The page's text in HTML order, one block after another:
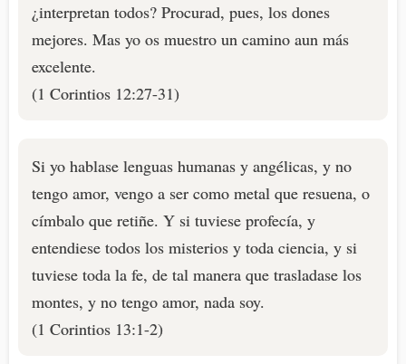
¿interpretan todos? Procurad, pues, los dones
mejores. Mas yo os muestro un camino aun más
excelente.
(1 Corintios 12:27-31)
Si yo hablase lenguas humanas y angélicas, y no
tengo amor, vengo a ser como metal que resuena, o
címbalo que retiñe. Y si tuviese profecía, y
entendiese todos los misterios y toda ciencia, y si
tuviese toda la fe, de tal manera que trasladase los
montes, y no tengo amor, nada soy.
(1 Corintios 13:1-2)